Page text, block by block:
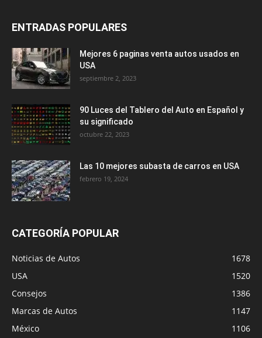
ENTRADAS POPULARES
Mejores 6 paginas venta autos usados en
USA
septiembre 2, 2023
90 Luces del Tablero del Auto en Español y
su significado
octubre 22, 2023
Las 10 mejores subasta de carros en USA
febrero 19, 2024
CATEGORÍA POPULAR
Noticias de Autos
1678
USA
1520
Consejos
1386
Marcas de Autos
1147
México
1106